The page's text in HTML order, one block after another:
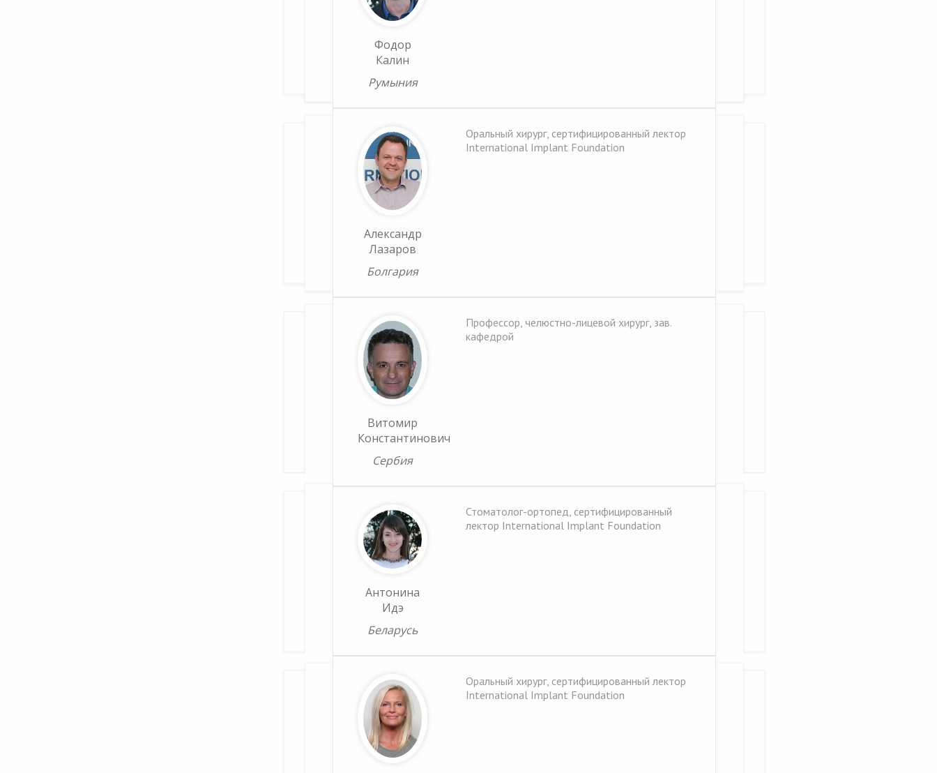
Фодор
Калин
Румыния
Александр
Лазаров
Болгария
Оральный хирург, сертифицированный лектор
International Implant Foundation
Витомир
Константинович
Сербия
Профессор, челюстно-лицевой хирург, зав.
кафедрой
Антонина
Идэ
Беларусь
Стоматолог-ортопед, сертифицированный
лектор International Implant Foundation
Оральный хирург, сертифицированный лектор
International Implant Foundation